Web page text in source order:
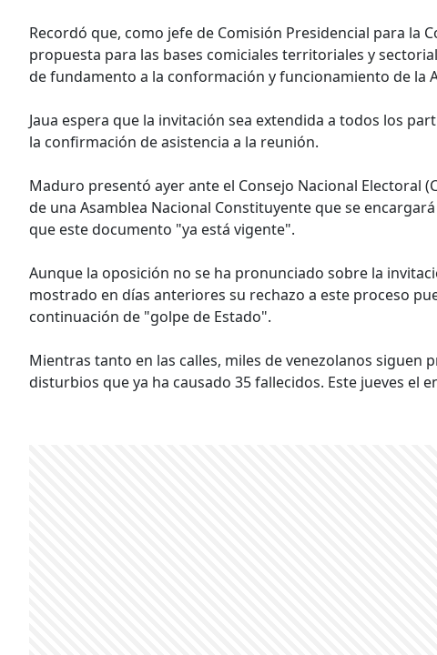
Recordó que, como jefe de Comisión Presidencial para la
propuesta para las bases comiciales territoriales y
de fundamento a la conformación y funcionamiento de la
Jaua espera que la invitación sea extendida a todos los
la confirmación de asistencia a la reunión.
Maduro presentó ayer ante el Consejo Nacional Electoral
de una Asamblea Nacional Constituyente que se
que este documento "ya está vigente".
Aunque la oposición no se ha pronunciado sobre la
mostrado en días anteriores su rechazo a este proceso
continuación de "golpe de Estado".
Mientras tanto en las calles, miles de venezolanos
disturbios que ya ha causado 35 fallecidos. Este jueves